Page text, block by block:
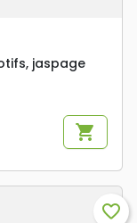
jaspage
shopping_cart
favorite_border